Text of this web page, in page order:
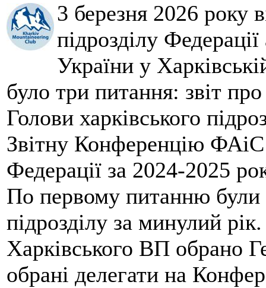
3 березня 2026 року
підрозділу
України у
було три питання: звіт
Голови харківського
Звітну Конференцію
Федерації за 2024-2025
По первому питанню були
підрозділу за минулий
Харківського ВП обрано
обрані делегати на